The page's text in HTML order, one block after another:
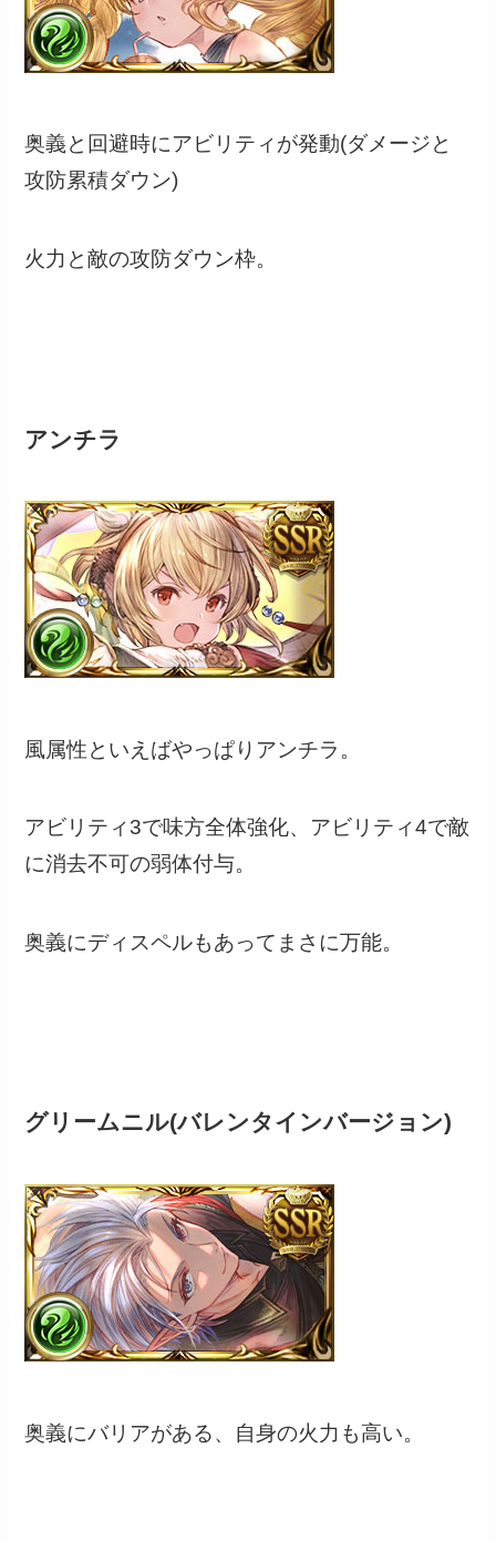
奥義と回避時にアビリティが発動(ダメージと
攻防累積ダウン)
火力と敵の攻防ダウン枠。
アンチラ
風属性といえばやっぱりアンチラ。
アビリティ3で味方全体強化、アビリティ4で敵
に消去不可の弱体付与。
奥義にディスペルもあってまさに万能。
グリームニル(バレンタインバージョン)
奥義にバリアがある、自身の火力も高い。